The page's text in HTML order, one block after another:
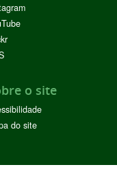
o site
do site